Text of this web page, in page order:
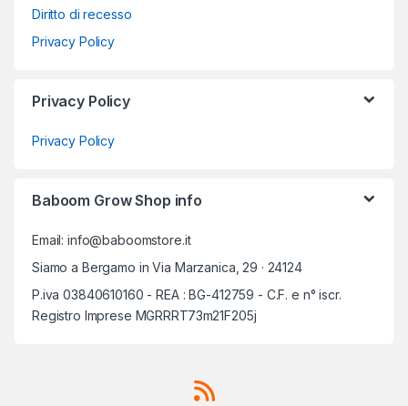
Diritto di recesso
Privacy Policy
Privacy Policy
Privacy Policy
Baboom Grow Shop info
Email: info@baboomstore.it
Siamo a Bergamo in Via Marzanica, 29 · 24124
P.iva 03840610160 - REA : BG-412759 - C.F. e n° iscr.
Registro Imprese MGRRRT73m21F205j